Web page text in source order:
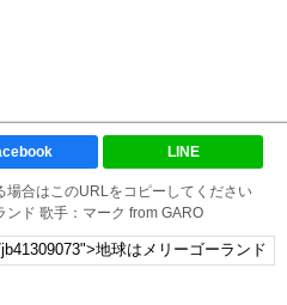
LINE
場合はこのURLをコピーしてください
ンド 歌手：マーク from GARO